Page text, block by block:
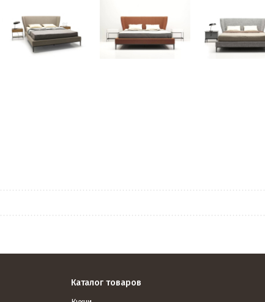
Каталог товаров